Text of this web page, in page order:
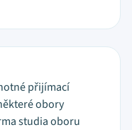
přijímací
obory
studia oboru